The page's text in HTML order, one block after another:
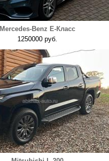
Mercedes-Benz E-Класс
1250000 руб.